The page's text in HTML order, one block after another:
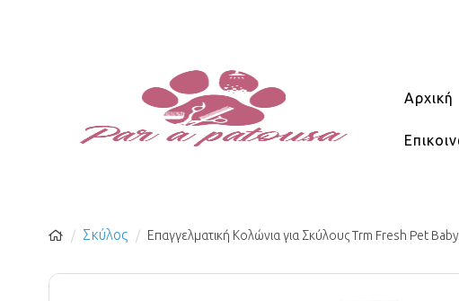
Αρχική
Σκύλος Επαγγελματική Κολώνια για Σκύλους Trm Fresh Pet